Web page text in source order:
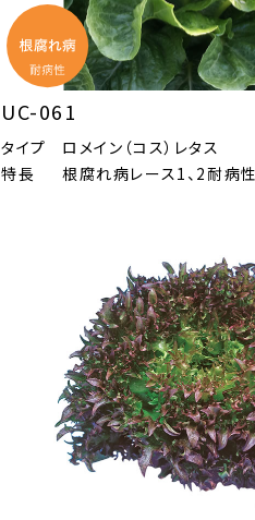
UC-061
タイプ
ロメイン（コス）レタス
特長
根腐れ病レース1、2耐病